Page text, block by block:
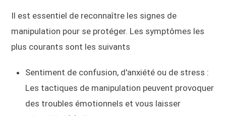
Il est essentiel de reconnaître les signes de
manipulation pour se protéger. Les symptômes les
plus courants sont les suivants
Sentiment de confusion, d'anxiété ou de stress :
Les tactiques de manipulation peuvent provoquer
des troubles émotionnels et vous laisser